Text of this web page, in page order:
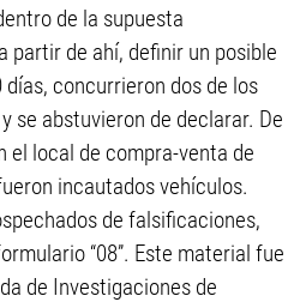
de la supuesta
partir de ahí, definir un posible
concurrieron dos de los
se abstuvieron de declarar. De
el local de compra-venta de
incautados vehículos.
de falsificaciones,
“08”. Este material fue
de Investigaciones de